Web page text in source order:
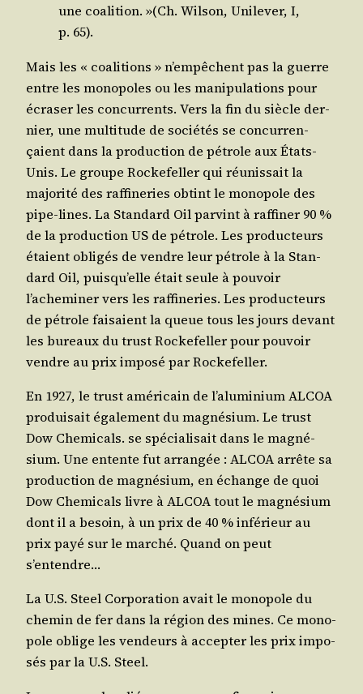
une coa­li­tion. »(Ch. Wil­son, Uni­le­ver, I,
p. 65).
Mais les « coa­li­tions » n’empêchent pas la guerre
entre les mono­poles ou les mani­pu­la­tions pour
écra­ser les concur­rents. Vers la fin du siècle der­
nier, une mul­ti­tude de socié­tés se concur­ren­
çaient dans la pro­duc­tion de pétrole aux États-
Unis. Le groupe Rocke­fel­ler qui réunis­sait la
majo­ri­té des raf­fi­ne­ries obtint le mono­pole des
pipe-lines. La Stan­dard Oil par­vint à raf­fi­ner 90 %
de la pro­duc­tion US de pétrole. Les pro­duc­teurs
étaient obli­gés de vendre leur pétrole à la Stan­
dard Oil, puisqu’elle était seule à pou­voir
l’acheminer vers les raf­fi­ne­ries. Les pro­duc­teurs
de pétrole fai­saient la queue tous les jours devant
les bureaux du trust Rocke­fel­ler pour pou­voir
vendre au prix impo­sé par Rockefeller.
En 1927, le trust amé­ri­cain de l’aluminium ALCOA
pro­dui­sait éga­le­ment du magné­sium. Le trust
Dow Che­mi­cals. se spé­cia­li­sait dans le magné­
sium. Une entente fut arran­gée : ALCOA arrête sa
pro­duc­tion de magné­sium, en échange de quoi
Dow Che­mi­cals livre à ALCOA tout le magné­sium
dont il a besoin, à un prix de 40 % infé­rieur au
prix payé sur le mar­ché. Quand on peut
s’entendre…
La U.S. Steel Cor­po­ra­tion avait le mono­pole du
che­min de fer dans la région des mines. Ce mono­
pole oblige les ven­deurs à accep­ter les prix impo­
sés par la U.S. Steel.